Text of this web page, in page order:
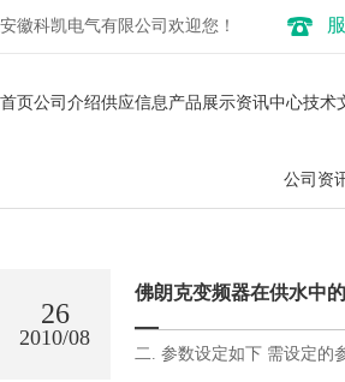
安徽科凯电气有限公司欢迎您！
首页公司介绍供应信息产品展示资讯中心技术
公司资
26
2010/08
佛朗克变频器在供水中
二. 参数设定如下 需设定的